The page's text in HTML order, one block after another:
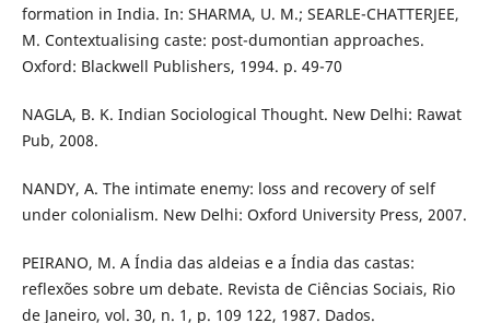
formation in India. In: SHARMA, U. M.; SEARLE-CHATTERJEE,
M. Contextualising caste: post-dumontian approaches.
Oxford: Blackwell Publishers, 1994. p. 49-70
NAGLA, B. K. Indian Sociological Thought. New Delhi: Rawat
Pub, 2008.
NANDY, A. The intimate enemy: loss and recovery of self
under colonialism. New Delhi: Oxford University Press, 2007.
PEIRANO, M. A Índia das aldeias e a Índia das castas:
reflexões sobre um debate. Revista de Ciências Sociais, Rio
de Janeiro, vol. 30, n. 1, p. 109 122, 1987. Dados.